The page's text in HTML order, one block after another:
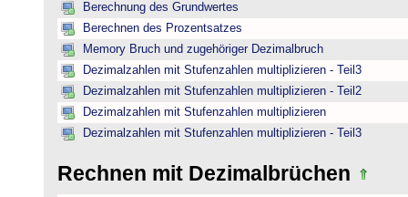
Berechnung des Grundwertes
Berechnen des Prozentsatzes
Memory Bruch und zugehöriger Dezimalbruch
Dezimalzahlen mit Stufenzahlen multiplizieren - Teil3
Dezimalzahlen mit Stufenzahlen multiplizieren - Teil2
Dezimalzahlen mit Stufenzahlen multiplizieren
Dezimalzahlen mit Stufenzahlen multiplizieren - Teil3
Rechnen mit Dezimalbrüchen